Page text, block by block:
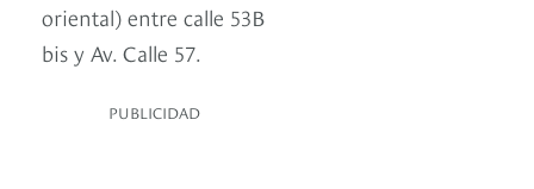
oriental) entre calle 53B
bis y Av. Calle 57.
PUBLICIDAD